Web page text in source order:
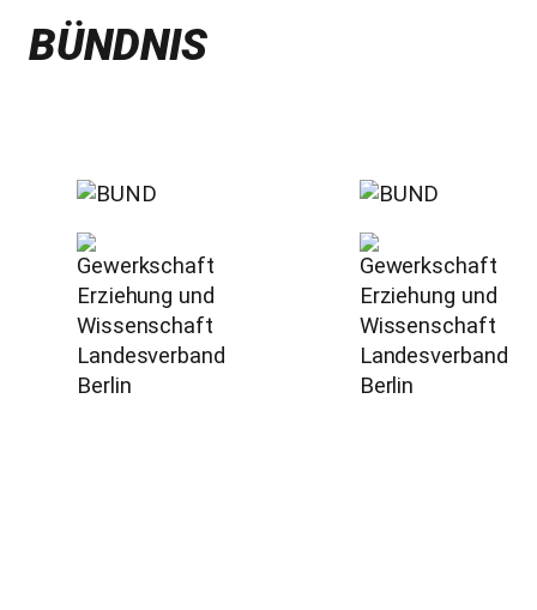
BÜNDNIS